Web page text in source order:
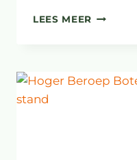
LEES MEER BURGERS
VAN